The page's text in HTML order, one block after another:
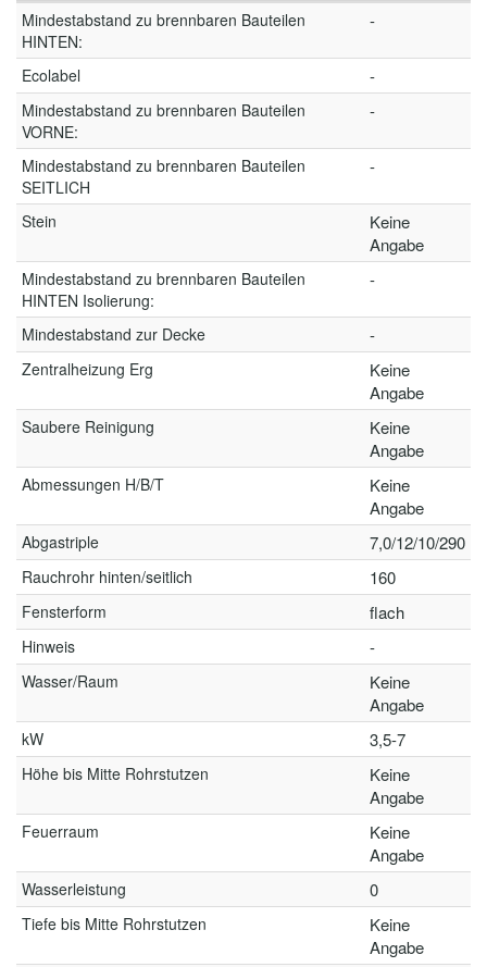
Mindestabstand zu brennbaren Bauteilen
HINTEN:
-
Ecolabel -
Mindestabstand zu brennbaren Bauteilen
VORNE:
-
Mindestabstand zu brennbaren Bauteilen
SEITLICH
-
Stein
Keine
Angabe
Mindestabstand zu brennbaren Bauteilen
HINTEN Isolierung:
-
Mindestabstand zur Decke -
Zentralheizung Erg
Keine
Angabe
Saubere Reinigung
Keine
Angabe
Abmessungen H/B/T
Keine
Angabe
Abgastriple 7,0/12/10/290
Rauchrohr hinten/seitlich 160
Fensterform flach
Hinweis -
Wasser/Raum
Keine
Angabe
kW 3,5-7
Höhe bis Mitte Rohrstutzen
Keine
Angabe
Feuerraum
Keine
Angabe
Wasserleistung 0
Tiefe bis Mitte Rohrstutzen
Keine
Angabe